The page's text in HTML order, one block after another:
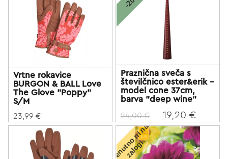
Vrtne rokavice
BURGON & BALL Love
The Glove "Poppy"
S/M
23,99 €
Praznična sveča s
številčnico ester&erik -
model cone 37cm,
barva "deep wine"
24,00 € 19,20 €
T
r
e
n
u
t
n
o
n
i
n
a
z
a
l
o
g
i